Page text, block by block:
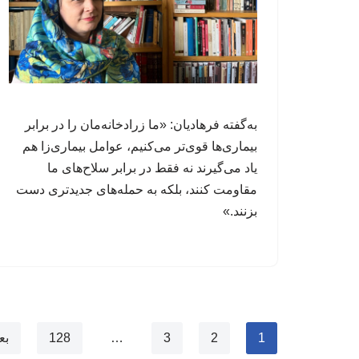
به‌گفته فرهادیان: «ما زرادخانه‌مان را در برابر
بیماری‌ها قوی‌تر می‌کنیم، عوامل‌ بیماری‌زا هم
یاد می‌گیرند نه فقط در برابر سلاح‌های ما
مقاومت کنند، بلکه به حمله‌های جدیدتری دست
بزنند.»
1
2
3
…
128